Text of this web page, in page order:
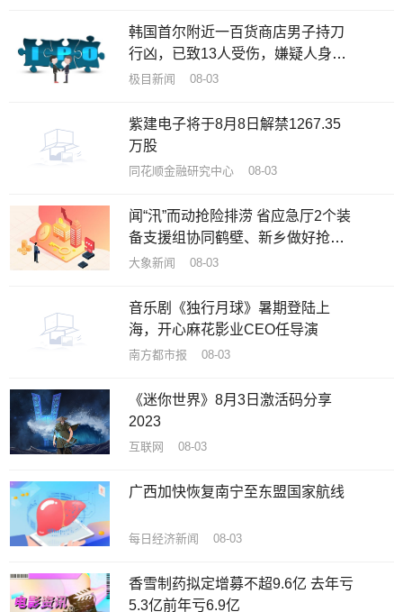
韩国首尔附近一百货商店男子持刀
行凶，已致13人受伤，嫌疑人身份
已确认
极目新闻 08-03
紫建电子将于8月8日解禁1267.35
万股
同花顺金融研究中心 08-03
闻“汛”而动抢险排涝 省应急厅2个装
备支援组协同鹤壁、新乡做好抢排
工作
大象新闻 08-03
音乐剧《独行月球》暑期登陆上
海，开心麻花影业CEO任导演
南方都市报 08-03
《迷你世界》8月3日激活码分享
2023
互联网 08-03
广西加快恢复南宁至东盟国家航线
每日经济新闻 08-03
香雪制药拟定增募不超9.6亿 去年亏
5.3亿前年亏6.9亿